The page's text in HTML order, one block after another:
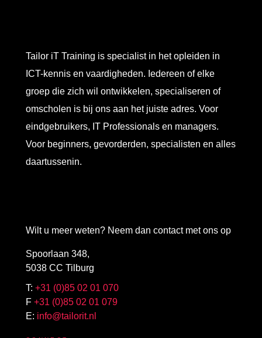
Wilt u meer weten? Neem dan contact met ons op
Spoorlaan 348,
5038 CC Tilburg
T: +31 (0)85 02 01 070
F +31 (0)85 02 01 079
E: info@tailorit.nl
Tailor iT Training is specialist in het opleiden in
ICT-kennis en vaardigheden. Iedereen of elke
groep die zich wil ontwikkelen, specialiseren of
omscholen is bij ons aan het juiste adres. Voor
eindgebruikers, IT Professionals en managers.
Voor beginners, gevorderden, specialisten en alles
daartussenin.